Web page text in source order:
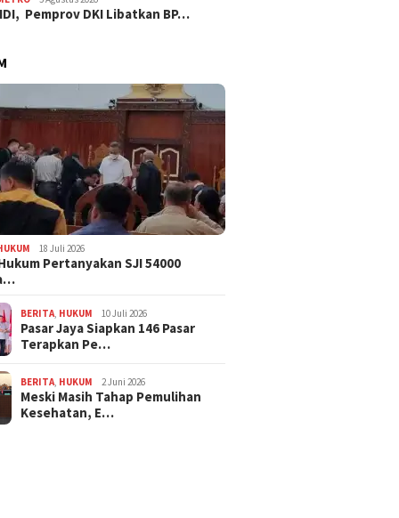
Pemprov DKI Libatkan BP…
18 Juli 2026
Pertanyakan SJI 54000
BERITA HUKUM 10 Juli 2026
Pasar Jaya Siapkan 146 Pasar
Terapkan Pe…
BERITA HUKUM 2 Juni 2026
Meski Masih Tahap Pemulihan
Kesehatan, E…